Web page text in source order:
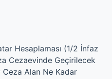
Hesaplaması (1/2 İnfaz
Cezaevinde Geçirilecek
Ceza Alan Ne Kadar